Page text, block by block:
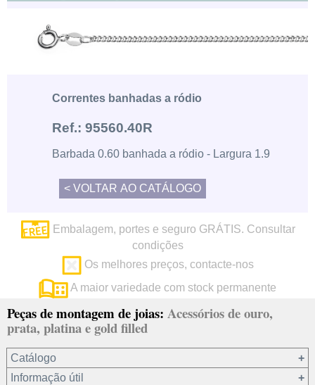
Correntes banhadas a ródio
Ref.: 95560.40R
Barbada 0.60 banhada a ródio - Largura 1.9
Embalagem, portes e seguro GRÁTIS. Consultar
condições
Os melhores preços, contacte-nos
A maior variedade com stock permanente
Peças de montagem de joias: Acessórios de ouro,
prata, platina e gold filled
Catálogo
Ouro 18 kt
Informação útil